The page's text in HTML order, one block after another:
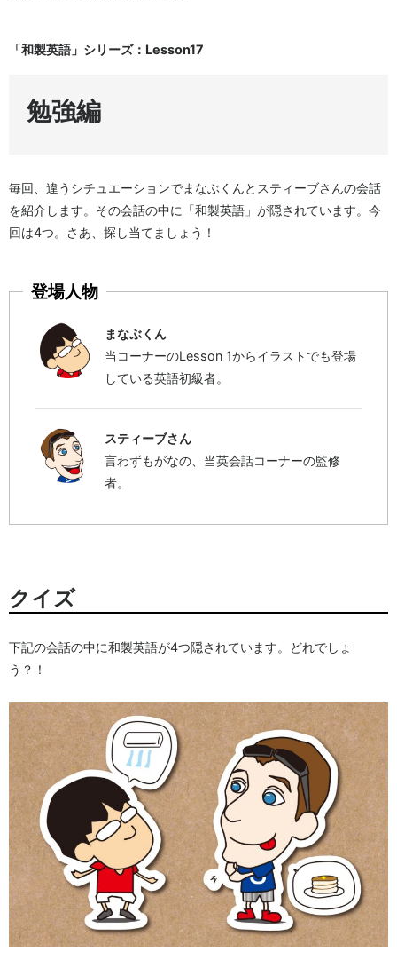
「和製英語」シリーズ：Lesson17
勉強編
毎回、違うシチュエーションでまなぶくんとスティーブさんの会話
を紹介します。その会話の中に「和製英語」が隠されています。今
回は4つ。さあ、探し当てましょう！
登場人物
まなぶくん
当コーナーのLesson 1からイラストでも登場
している英語初級者。
スティーブさん
言わずもがなの、当英会話コーナーの監修
者。
クイズ
下記の会話の中に和製英語が4つ隠されています。どれでしょ
う？！